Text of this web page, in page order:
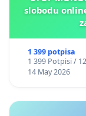
slobodu
1 399 potpisa
1 399 Potpisi /
14 May 2026